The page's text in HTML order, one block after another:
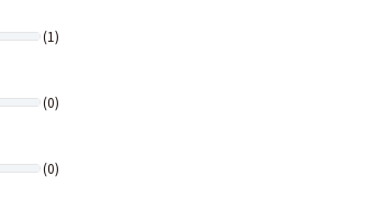
(1)
(0)
(0)